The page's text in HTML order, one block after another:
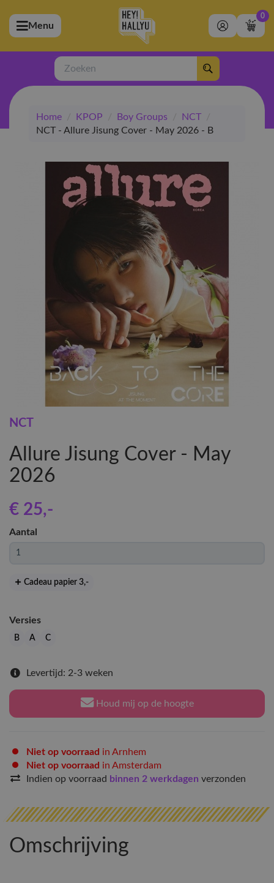
(Artiesten)
(Merchandise)
(Exclusive)
(Winkel)
Menu
0
Zoeken
Home / KPOP / Boy Groups / NCT
/
NCT - Allure Jisung Cover - May 2026 - B
NCT
Allure Jisung Cover - May
2026
€ 25,-
Aantal
Cadeau papier 3,-
Versies
B A C
Levertijd: 2-3 weken
Houd mij op de hoogte
Niet op voorraad in Arnhem
Niet op voorraad in Amsterdam
Indien op voorraad binnen 2 werkdagen verzonden
Omschrijving